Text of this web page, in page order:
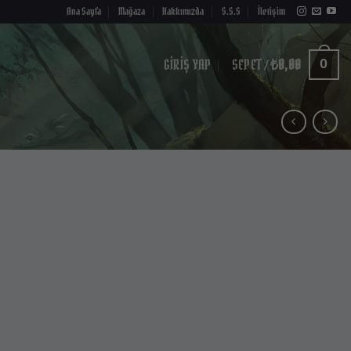
Ana Sayfa Mağaza Hakkımızda S.S.S İletişim
GIRIŞ YAP SEPET /₺0,00 0